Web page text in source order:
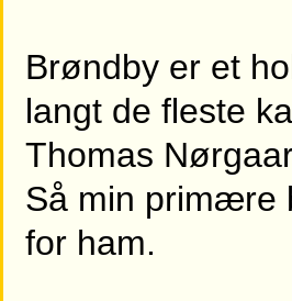
Brøndby er et
langt de fleste
Thomas
Så min primære
for ham.